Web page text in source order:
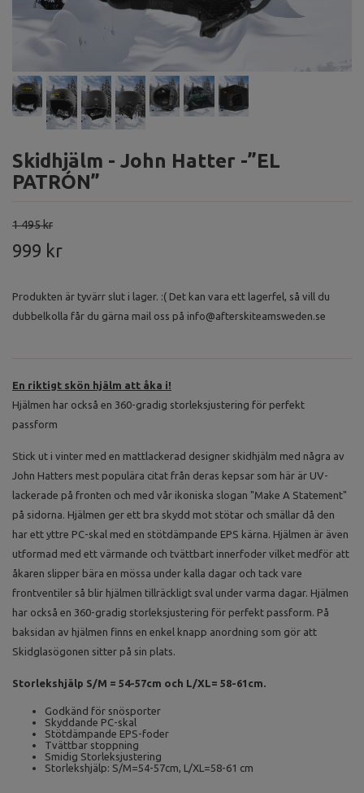
Skidhjälm - John Hatter -”EL
PATRÓN”
1 495 kr
999 kr
Produkten är tyvärr slut i lager. :( Det kan vara ett lagerfel, så vill du
dubbelkolla får du gärna mail oss på info@afterskiteamsweden.se
En riktigt skön hjälm att åka i!
Hjälmen har också en 360-gradig storleksjustering för perfekt
passform
Stick ut i vinter med en mattlackerad designer skidhjälm med några av
John Hatters mest populära citat från deras kepsar som här är UV-
lackerade på fronten och med vår ikoniska slogan "Make A Statement"
på sidorna. Hjälmen ger ett bra skydd mot stötar och smällar då den
har ett yttre PC-skal med en stötdämpande EPS kärna. Hjälmen är även
utformad med ett värmande och tvättbart innerfoder vilket medför att
åkaren slipper bära en mössa under kalla dagar och tack vare
frontventiler så blir hjälmen tillräckligt sval under varma dagar. Hjälmen
har också en 360-gradig storleksjustering för perfekt passform. På
baksidan av hjälmen finns en enkel knapp anordning som gör att
Skidglasögonen sitter på sin plats.
Storlekshjälp S/M = 54-57cm och L/XL= 58-61cm.
Godkänd för snösporter
Skyddande PC-skal
Stötdämpande EPS-foder
Tvättbar stoppning
Smidig Storleksjustering
Storlekshjälp: S/M=54-57cm, L/XL=58-61 cm